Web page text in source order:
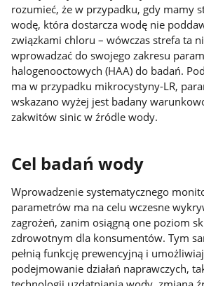
rozumieć, że w przypadku, gdy mamy
wodę, która dostarcza wodę nie
związkami chloru – wówczas strefa ta
wprowadzać do swojego zakresu
halogenooctowych (HAA) do badań.
ma w przypadku mikrocystyny-LR,
wskazano wyżej jest badany
zakwitów sinic w źródle wody.
Cel badań wody
Wprowadzenie systematycznego
parametrów ma na celu wczesne
zagrożeń, zanim osiągną one poziom
zdrowotnym dla konsumentów. Tym
pełnią funkcję prewencyjną i
podejmowanie działań naprawczych,